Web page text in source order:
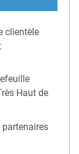
clientèle
Haut de
partenaires